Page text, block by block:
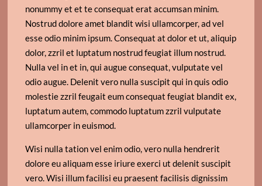
nonummy et et te consequat erat accumsan minim.
Nostrud dolore amet blandit wisi ullamcorper, ad vel
esse odio minim ipsum. Consequat at dolor et ut, aliquip
dolor, zzril et luptatum nostrud feugiat illum nostrud.
Nulla vel in et in, qui augue consequat, vulputate vel
odio augue. Delenit vero nulla suscipit qui in quis odio
molestie zzril feugait eum consequat feugiat blandit ex,
luptatum autem, commodo luptatum zzril vulputate
ullamcorper in euismod.
Wisi nulla tation vel enim odio, vero nulla hendrerit
dolore eu aliquam esse iriure exerci ut delenit suscipit
vero. Wisi illum facilisi eu praesent facilisis dignissim